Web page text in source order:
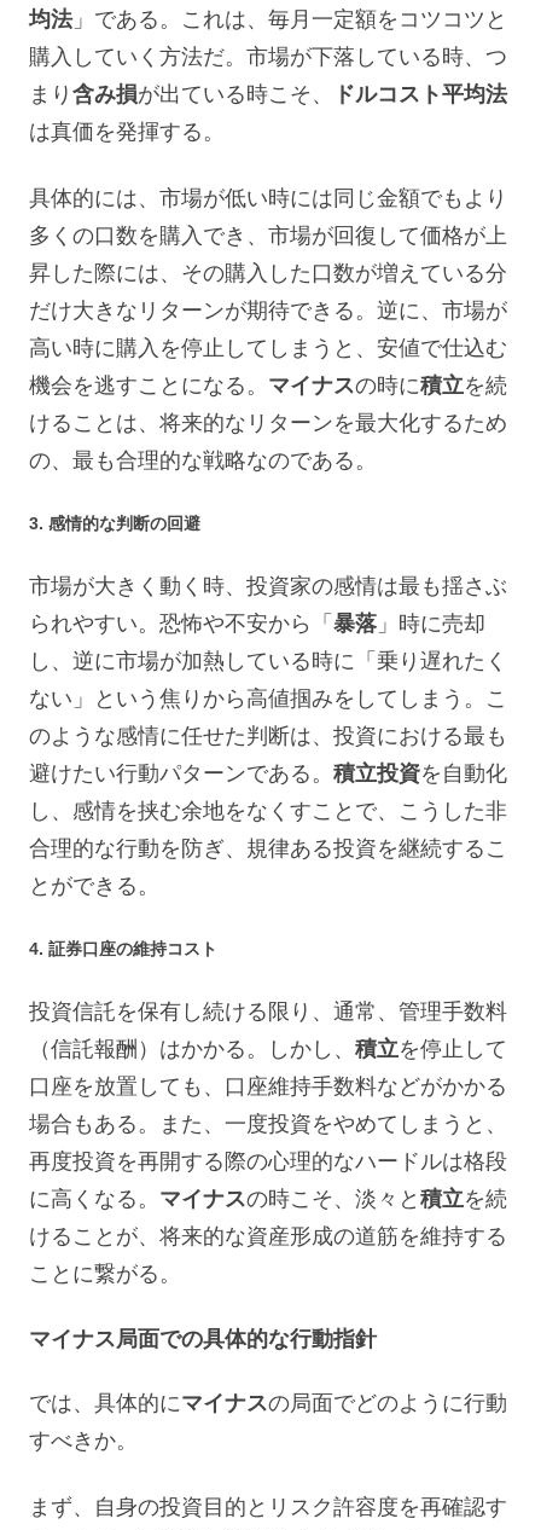
均法」である。これは、毎月一定額をコツコツと
購入していく方法だ。市場が下落している時、つ
まり 含み損が出ている時こそ、
ドルコスト平均法
は真価を発揮する。
具体的には、市場が低い時には同じ金額でもより
多くの口数を購入でき、市場が回復して価格が上
昇した際には、その購入した口数が増えている分
だけ大きなリターンが期待できる。逆に、市場が
高い時に購入を停止してしまうと、安値で仕込む
機会を逃すことになる。 マイナスの時に積立を続
けることは、将来的なリターンを最大化するため
の、最も合理的な戦略なのである。
3. 感情的な判断の回避
市場が大きく動く時、投資家の感情は最も揺さぶ
られやすい。恐怖や不安から「 暴落 」時に売却
し、逆に市場が加熱している時に「乗り遅れたく
ない」という焦りから高値掴みをしてしまう。こ
のような感情に任せた判断は、投資における最も
避けたい行動パターンである。 積立投資を自動化
し、感情を挟む余地をなくすことで、こうした非
合理的な行動を防ぎ、規律ある投資を継続するこ
とができる。
4. 証券口座の維持コスト
投資信託を保有し続ける限り、通常、管理手数料
（信託報酬）はかかる。しかし、 積立を停止して
口座を放置しても、口座維持手数料などがかかる
場合もある。また、一度投資をやめてしまうと、
再度投資を再開する際の心理的なハードルは格段
に高くなる。 マイナスの時こそ、淡々と 積立を続
けることが、将来的な資産形成の道筋を維持する
ことに繋がる。
マイナス局面での具体的な行動指針
では、具体的にマイナスの局面でどのように行動
すべきか。
まず、自身の投資目的とリスク許容度を再確認す